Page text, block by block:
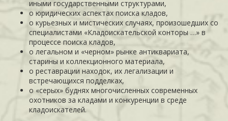
иными государственными структурами,
о юридических аспектах поиска кладов,
о курьезных и мистических случаях, произошедших со
специалистами «Кладоискательской конторы …» в
процессе поиска кладов,
о легальном и «черном» рынке антиквариата,
старины и коллекционного материала,
о реставрации находок, их легализации и
встречающихся подделках,
о «серых» буднях многочисленных современных
охотников за кладами и конкуренции в среде
кладоискателей.